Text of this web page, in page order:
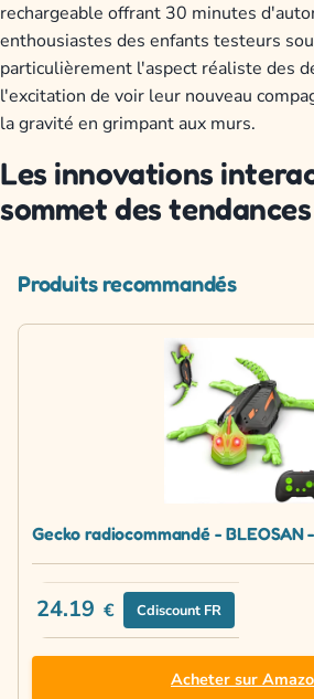
rechargeable offrant 30 minutes
enthousiastes des enfants testeurs
particulièrement l'aspect réaliste des
l'excitation de voir leur nouveau
la gravité en grimpant aux murs.
Les innovations
sommet des tendances
Produits recommandés
Gecko radiocommandé - BLEOSAN
24.19 € Cdiscount FR
Acheter sur